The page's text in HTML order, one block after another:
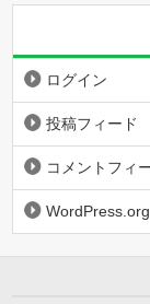
ログイン
投稿フィード
コメントフィ
WordPress.org